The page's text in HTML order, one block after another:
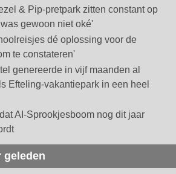
& Pip-pretpark zitten constant op
gewoon niet oké'
dé oplossing voor de
te constateren'
genereerde in vijf maanden al
Efteling-vakantiepark in een heel
AI-Sprookjesboom nog dit jaar
geleden